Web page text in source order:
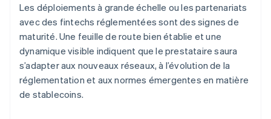
Les déploiements à grande échelle ou les partenariats
avec des fintechs réglementées sont des signes de
maturité. Une feuille de route bien établie et une
dynamique visible indiquent que le prestataire saura
s’adapter aux nouveaux réseaux, à l’évolution de la
réglementation et aux normes émergentes en matière
de stablecoins.